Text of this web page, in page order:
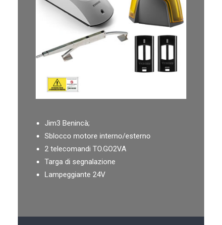
Jim3 Benincà;
Sblocco motore interno/esterno
2 telecomandi TO.GO2VA
Targa di segnalazione
Lampeggiante 24V